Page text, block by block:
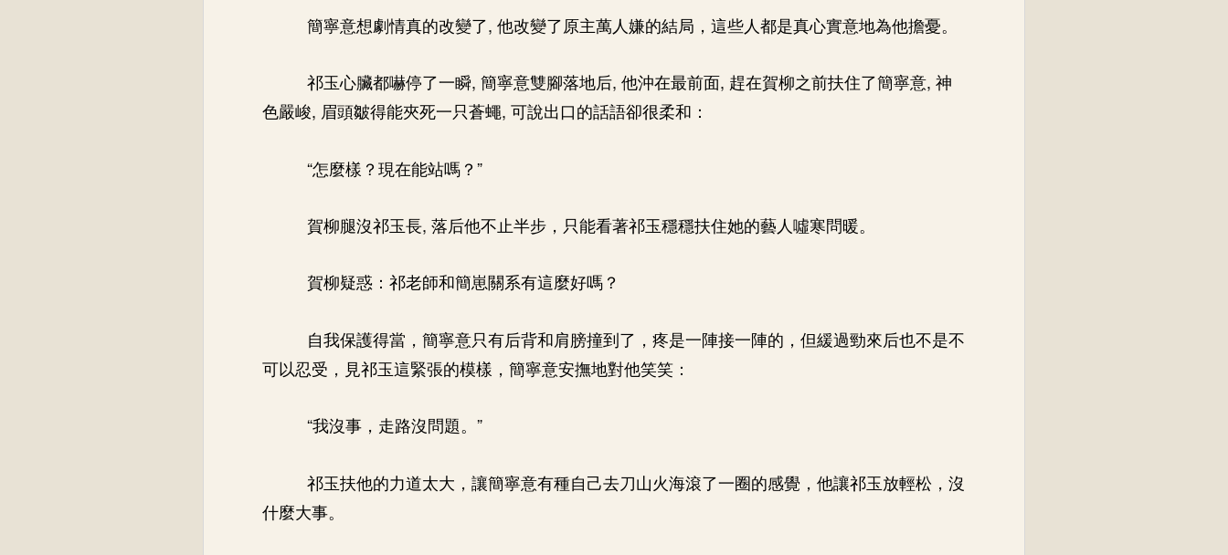
簡寧意想劇情真的改變了, 他改變了原主萬人嫌的結局，這些人都是真心實意地為他擔憂。
祁玉心臟都嚇停了一瞬, 簡寧意雙腳落地后, 他沖在最前面, 趕在賀柳之前扶住了簡寧意, 神
色嚴峻, 眉頭皺得能夾死一只蒼蠅, 可說出口的話語卻很柔和：
“怎麼樣？現在能站嗎？”
賀柳腿沒祁玉長, 落后他不止半步，只能看著祁玉穩穩扶住她的藝人噓寒問暖。
賀柳疑惑：祁老師和簡崽關系有這麼好嗎？
自我保護得當，簡寧意只有后背和肩膀撞到了，疼是一陣接一陣的，但緩過勁來后也不是不
可以忍受，見祁玉這緊張的模樣，簡寧意安撫地對他笑笑：
“我沒事，走路沒問題。”
祁玉扶他的力道太大，讓簡寧意有種自己去刀山火海滾了一圈的感覺，他讓祁玉放輕松，沒
什麼大事。